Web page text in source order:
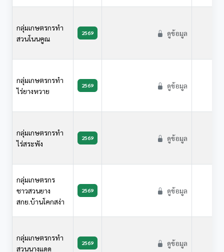
กลุ่มเกษตรกรทำ
สวนโนนคูณ
2569 ดูข้อมูล
กลุ่มเกษตรกรทำ
ไร่ยางหวาย
2569 ดูข้อมูล
กลุ่มเกษตรกรทำ
ไร่สระพัง
2569 ดูข้อมูล
กลุ่มเกษตรกร
ชาวสวนยาง
สกย.บ้านโคกสง่า
2569 ดูข้อมูล
กลุ่มเกษตรกรทำ
สวนนางแดด
2569 ดูข้อมูล